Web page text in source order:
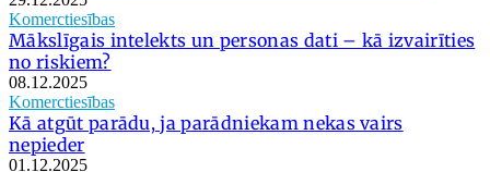
Komerctiesības
Mākslīgais intelekts un personas dati – kā izvairīties
no riskiem?
08.12.2025
Komerctiesības
Kā atgūt parādu, ja parādniekam nekas vairs
nepieder
01.12.2025